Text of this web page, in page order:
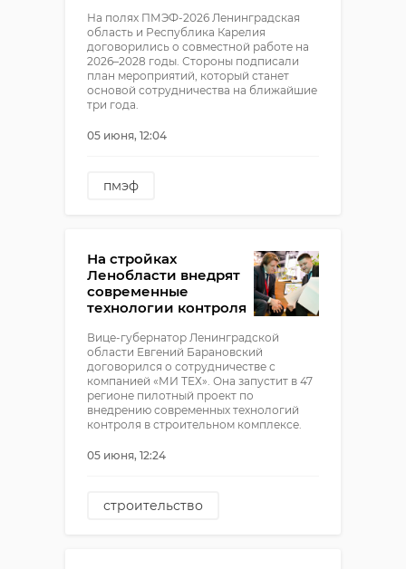
На полях ПМЭФ-2026 Ленинградская
область и Республика Карелия
договорились о совместной работе на
2026–2028 годы. Стороны подписали
план мероприятий, который станет
основой сотрудничества на ближайшие
три года.
05 июня, 12:04
пмэф
На стройках
Ленобласти внедрят
современные
технологии контроля
Вице-губернатор Ленинградской
области Евгений Барановский
договорился о сотрудничестве с
компанией «МИ ТЕХ». Она запустит в 47
регионе пилотный проект по
внедрению современных технологий
контроля в строительном комплексе.
05 июня, 12:24
строительство